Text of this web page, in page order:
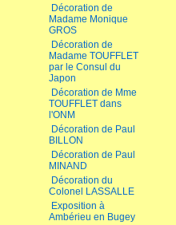
Décoration de
Madame Monique
GROS
Décoration de
Madame TOUFFLET
par le Consul du
Japon
Décoration de Mme
TOUFFLET dans
l'ONM
Décoration de Paul
BILLON
Décoration de Paul
MINAND
Décoration du
Colonel LASSALLE
Exposition à
Ambérieu en Bugey